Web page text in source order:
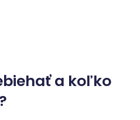
a koľko